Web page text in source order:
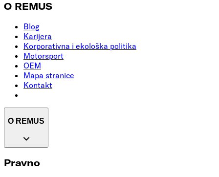
O REMUS
Blog
Karijera
Korporativna i ekološka politika
Motorsport
OEM
Mapa stranice
Kontakt
O REMUS
Pravno